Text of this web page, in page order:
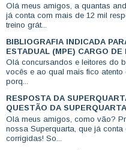
Olá meus amigos, a quantas
já conta com mais de 12 mil
treino grát...
BIBLIOGRAFIA INDICADA
ESTADUAL (MPE) CARGO
Olá concursandos e leitores do
vocês e ao qual mais fico
porq...
RESPOSTA DA
QUESTÃO DA
Olá meus amigos, como vão?
nossa Superquarta, que já
corrigidas! So...